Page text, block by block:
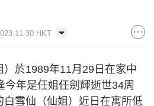
11-30 HKT
於1989年11月29日在家中
年是任姐任劍輝逝世34周
雪仙（仙姐）近日在寓所低